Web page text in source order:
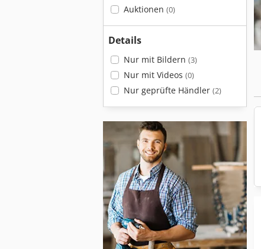
Auktionen (0)
Details
Nur mit Bildern (3)
Nur mit Videos (0)
Nur geprüfte Händler (2)